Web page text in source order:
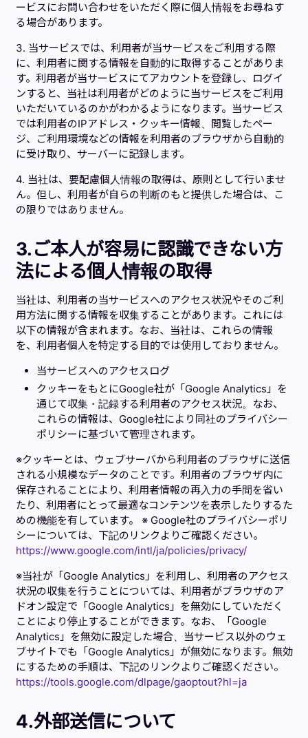
ービスにお問い合わせをいただく際に個人情報をお尋ねす
る場合があります。
3. 当サービスでは、利用者が当サービスをご利用する際
に、利用者に関する情報を自動的に取得することがありま
す。利用者が当サービスにてアカウントを登録し、ログイ
ンすると、当社は利用者がどのように当サービスをご利用
いただいているのかがわかるようになります。当サービス
では利用者のIPアドレス・クッキー情報、閲覧したペー
ジ、ご利用環境などの情報を利用者のブラウザから自動的
に受け取り、サーバーに記録します。
4. 当社は、要配慮個人情報の取得は、原則として行いませ
ん。但し、利用者が自らの判断のもと提供した場合は、こ
の限りではありません。
3.ご本人が容易に認識できない方
法による個人情報の取得
当社は、利用者の当サービスへのアクセス状況やそのご利
用方法に関する情報を収集することがあります。これには
以下の情報が含まれます。なお、当社は、これらの情報
を、利用者個人を特定する目的では使用しておりません。
当サービスへのアクセスログ
クッキーをもとにGoogle社が「Google Analytics」を
通じて収集・記録する利用者のアクセス状況。なお、
これらの情報は、Google社により同社のプライバシー
ポリシーに基づいて管理されます。
※クッキーとは、ウェブサーバから利用者のブラウザに送信
される小規模なデータのことです。利用者のブラウザ内に
保存されることにより、利用者情報の再入力の手間を省い
たり、利用者にとって最適なコンテンツを表示したりするた
めの機能を有しています。 ※ Google社のプライバシーポリ
シーについては、下記のリンクよりご確認ください。
https://www.google.com/intl/ja/policies/privacy/
※当社が「Google Analytics」を利用し、利用者のアクセス
状況の収集を行うことについては、利用者がブラウザのア
ドオン設定で「Google Analytics」を無効にしていただく
ことにより停止することができます。なお、「Google
Analytics」を無効に設定した場合、当サービス以外のウェ
ブサイトでも「Google Analytics」が無効になります。無効
にするための手順は、下記のリンクよりご確認ください。
https://tools.google.com/dlpage/gaoptout?hl=ja
4.外部送信について